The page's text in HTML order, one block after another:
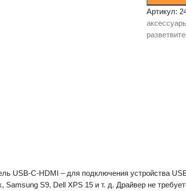
MM121
White
(30841)
Артикул:
USB-C-HDMI – для подключения устройства
Samsung S9, Dell XPS 15 и т. д. Драйвер не